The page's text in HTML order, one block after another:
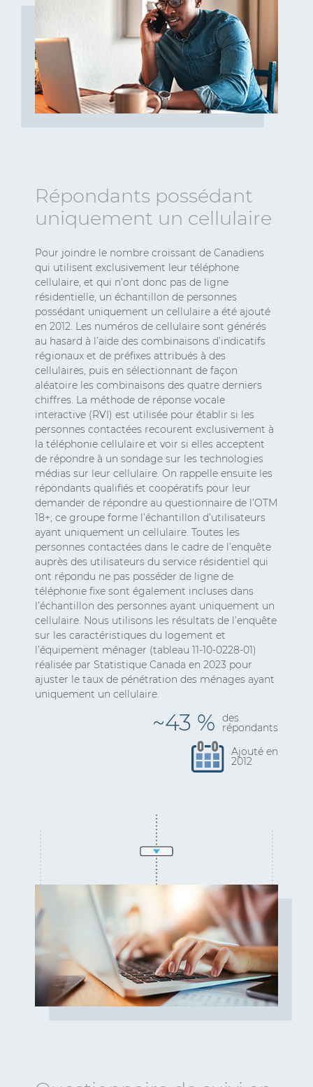
Répondants possédant
uniquement un cellulaire
Pour joindre le nombre croissant de Canadiens
qui utilisent exclusivement leur téléphone
cellulaire, et qui n’ont donc pas de ligne
résidentielle, un échantillon de personnes
possédant uniquement un cellulaire a été ajouté
en 2012. Les numéros de cellulaire sont générés
au hasard à l’aide des combinaisons d’indicatifs
régionaux et de préfixes attribués à des
cellulaires, puis en sélectionnant de façon
aléatoire les combinaisons des quatre derniers
chiffres. La méthode de réponse vocale
interactive (RVI) est utilisée pour établir si les
personnes contactées recourent exclusivement à
la téléphonie cellulaire et voir si elles acceptent
de répondre à un sondage sur les technologies
médias sur leur cellulaire. On rappelle ensuite les
répondants qualifiés et coopératifs pour leur
demander de répondre au questionnaire de l’OTM
18+; ce groupe forme l’échantillon d’utilisateurs
ayant uniquement un cellulaire. Toutes les
personnes contactées dans le cadre de l’enquête
auprès des utilisateurs du service résidentiel qui
ont répondu ne pas posséder de ligne de
téléphonie fixe sont également incluses dans
l’échantillon des personnes ayant uniquement un
cellulaire. Nous utilisons les résultats de l’enquête
sur les caractéristiques du logement et
l’équipement ménager (tableau 11-10-0228-01)
réalisée par Statistique Canada en 2023 pour
ajuster le taux de pénétration des ménages ayant
uniquement un cellulaire.
~43 % des
répondants
Ajouté en
2012